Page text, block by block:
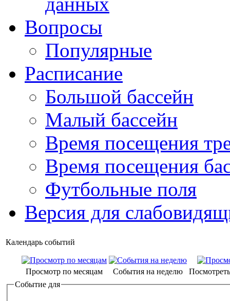
Вопросы
Популярные
Расписание
Большой бассейн
Малый бассейн
Время посещения
Время посещения
Футбольные поля
Версия для
Календарь событий
Просмотр по месяцам События на неделю
Событие для